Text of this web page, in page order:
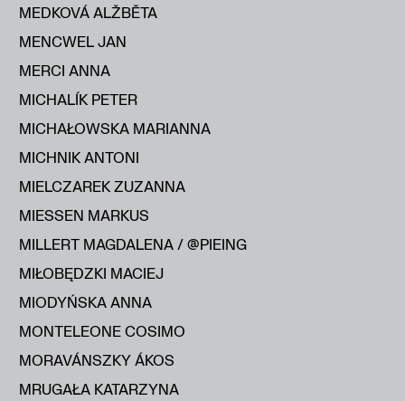
MEDKOVÁ ALŽBĔTA
MENCWEL JAN
MERCI ANNA
MICHALÍK PETER
MICHAŁOWSKA MARIANNA
MICHNIK ANTONI
MIELCZAREK ZUZANNA
MIESSEN MARKUS
MILLERT MAGDALENA / @PIEING
MIŁOBĘDZKI MACIEJ
MIODYŃSKA ANNA
MONTELEONE COSIMO
MORAVÁNSZKY ÁKOS
MRUGAŁA KATARZYNA